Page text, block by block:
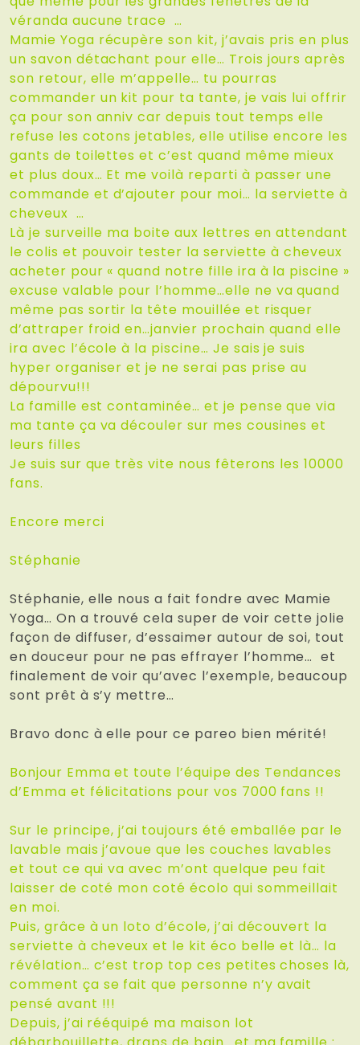
véranda aucune trace …
Mamie Yoga récupère son kit, j’avais pris en plus
un savon détachant pour elle… Trois jours après
son retour, elle m’appelle… tu pourras
commander un kit pour ta tante, je vais lui offrir
ça pour son anniv car depuis tout temps elle
refuse les cotons jetables, elle utilise encore les
gants de toilettes et c’est quand même mieux
et plus doux… Et me voilà reparti à passer une
commande et d’ajouter pour moi… la serviette à
cheveux …
Là je surveille ma boite aux lettres en attendant
le colis et pouvoir tester la serviette à cheveux
acheter pour « quand notre fille ira à la piscine »
excuse valable pour l’homme…elle ne va quand
même pas sortir la tête mouillée et risquer
d’attraper froid en…janvier prochain quand elle
ira avec l’école à la piscine… Je sais je suis
hyper organiser et je ne serai pas prise au
dépourvu!!!
La famille est contaminée… et je pense que via
ma tante ça va découler sur mes cousines et
leurs filles
Je suis sur que très vite nous fêterons les 10000
fans.
Encore merci
Stéphanie
Stéphanie, elle nous a fait fondre avec Mamie
Yoga… On a trouvé cela super de voir cette jolie
façon de diffuser, d’essaimer autour de soi, tout
en douceur pour ne pas effrayer l’homme… et
finalement de voir qu’avec l’exemple, beaucoup
sont prêt à s’y mettre…
Bravo donc à elle pour ce pareo bien mérité!
Bonjour Emma et toute l’équipe des Tendances
d’Emma et félicitations pour vos 7000 fans !!
Sur le principe, j’ai toujours été emballée par le
lavable mais j’avoue que les couches lavables
et tout ce qui va avec m’ont quelque peu fait
laisser de coté mon coté écolo qui sommeillait
en moi.
Puis, grâce à un loto d’école, j’ai découvert la
serviette à cheveux et le kit éco belle et là… la
révélation… c’est trop top ces petites choses là,
comment ça se fait que personne n’y avait
pensé avant !!!
Depuis, j’ai rééquipé ma maison lot